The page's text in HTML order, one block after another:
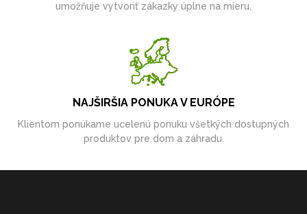
umožňuje vytvoriť zákazky úplne na mieru.
NAJŠIRŠIA PONUKA V EURÓPE
Klientom ponúkame ucelenú ponuku všetkých dostupných
produktov pre dom a záhradu.